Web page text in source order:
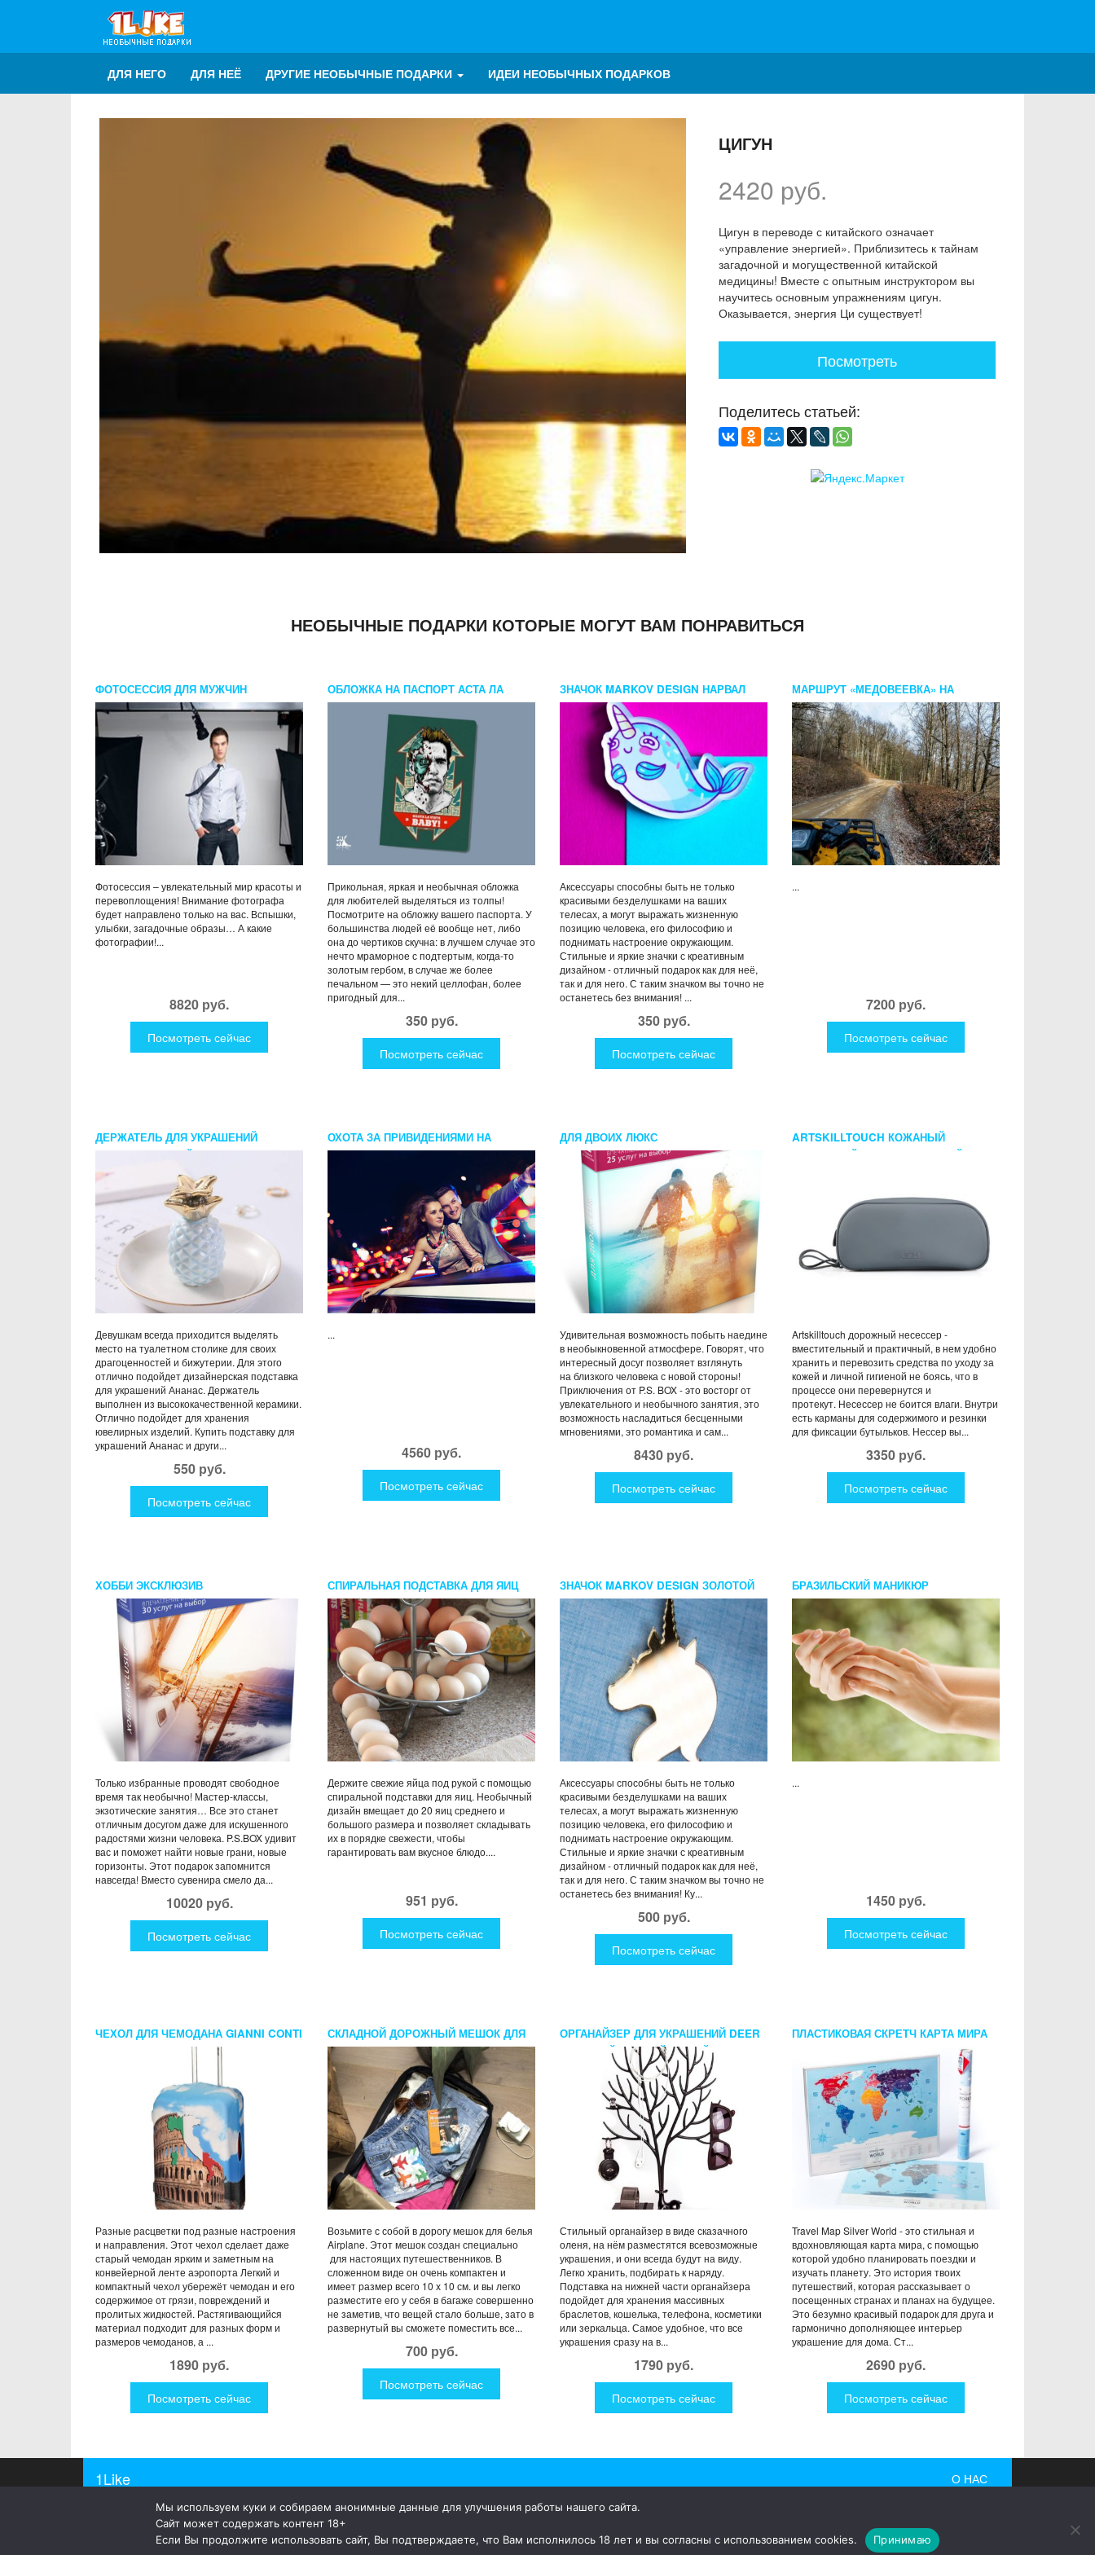
ДЛЯ НЕГО ДЛЯ НЕЁ ДРУГИЕ НЕОБЫЧНЫЕ ПОДАРКИ ИДЕИ НЕОБЫЧНЫХ ПОДАРКОВ
ЦИГУН
2420 руб.
Цигун в переводе с китайского означает
«управление энергией». Приблизитесь к тайнам
загадочной и могущественной китайской
медицины! Вместе с опытным инструктором вы
научитесь основным упражнениям цигун.
Оказывается, энергия Ци существует!
Посмотреть
Поделитесь статьей:
НЕОБЫЧНЫЕ ПОДАРКИ КОТОРЫЕ МОГУТ ВАМ ПОНРАВИТЬСЯ
ФОТОСЕССИЯ ДЛЯ МУЖЧИН
Фотосессия – увлекательный мир красоты и
перевоплощения! Внимание фотографа
будет направлено только на вас. Вспышки,
улыбки, загадочные образы… А какие
фотографии!...
8820 руб.
Посмотреть сейчас
ОБЛОЖКА НА ПАСПОРТ АСТА ЛА
ВИСТА!
Прикольная, яркая и необычная обложка
для любителей выделяться из толпы!
Посмотрите на обложку вашего паспорта. У
большинства людей её вообще нет, либо
она до чертиков скучна: в лучшем случае это
нечто мраморное с подтертым, когда-то
золотым гербом, в случае же более
печальном — это некий целлофан, более
пригодный для...
350 руб.
Посмотреть сейчас
ЗНАЧОК MARKOV DESIGN НАРВАЛ
Аксессуары способны быть не только
красивыми безделушками на ваших
телесах, а могут выражать жизненную
позицию человека, его философию и
поднимать настроение окружающим.
Стильные и яркие значки с креативным
дизайном - отличный подарок как для неё,
так и для него. С таким значком вы точно не
останетесь без внимания! ...
350 руб.
Посмотреть сейчас
МАРШРУТ «МЕДОВЕЕВКА» НА
КВАДРОЦИКЛЕ
...
7200 руб.
Посмотреть сейчас
ДЕРЖАТЕЛЬ ДЛЯ УКРАШЕНИЙ
АНАНАС ГОЛУБОЙ
Девушкам всегда приходится выделять
место на туалетном столике для своих
драгоценностей и бижутерии. Для этого
отлично подойдет дизайнерская подставка
для украшений Ананас. Держатель
выполнен из высококачественной керамики.
Отлично подойдет для хранения
ювелирных изделий. Купить подставку для
украшений Ананас и други...
550 руб.
Посмотреть сейчас
ОХОТА ЗА ПРИВИДЕНИЯМИ НА
ЧЕРНОМ ЛИМУЗИНЕ
...
4560 руб.
Посмотреть сейчас
ДЛЯ ДВОИХ ЛЮКС
Удивительная возможность побыть наедине
в необыкновенной атмосфере. Говорят, что
интересный досуг позволяет взглянуть
на близкого человека с новой стороны!
Приключения от P.S. BOX - это восторг от
увлекательного и необычного занятия, это
возможность насладиться бесценными
мгновениями, это романтика и сам...
8430 руб.
Посмотреть сейчас
ARTSKILLTOUCH КОЖАНЫЙ
ДОРОЖНЫЙ НЕСЕССЕР СЕРЫЙ
Artskilltouch дорожный несессер -
вместительный и практичный, в нем удобно
хранить и перевозить средства по уходу за
кожей и личной гигиеной не боясь, что в
процессе они перевернутся и
протекут. Несессер не боится влаги. Внутри
есть карманы для содержимого и резинки
для фиксации бутыльков. Нессер вы...
3350 руб.
Посмотреть сейчас
ХОББИ ЭКСКЛЮЗИВ
Только избранные проводят свободное
время так необычно! Мастер-классы,
экзотические занятия… Все это станет
отличным досугом даже для искушенного
радостями жизни человека. P.S.BOX удивит
вас и поможет найти новые грани, новые
горизонты. Этот подарок запомнится
навсегда! Вместо сувенира смело да...
10020 руб.
Посмотреть сейчас
СПИРАЛЬНАЯ ПОДСТАВКА ДЛЯ ЯИЦ
Держите свежие яйца под рукой с помощью
спиральной подставки для яиц. Необычный
дизайн вмещает до 20 яиц среднего и
большого размера и позволяет складывать
их в порядке свежести, чтобы
гарантировать вам вкусное блюдо....
951 руб.
Посмотреть сейчас
ЗНАЧОК MARKOV DESIGN ЗОЛОТОЙ
ЕДИНОРОГ
Аксессуары способны быть не только
красивыми безделушками на ваших
телесах, а могут выражать жизненную
позицию человека, его философию и
поднимать настроение окружающим.
Стильные и яркие значки с креативным
дизайном - отличный подарок как для неё,
так и для него. С таким значком вы точно не
останетесь без внимания! Ку...
500 руб.
Посмотреть сейчас
БРАЗИЛЬСКИЙ МАНИКЮР
...
1450 руб.
Посмотреть сейчас
ЧЕХОЛ ДЛЯ ЧЕМОДАНА GIANNI CONTI
Разные расцветки под разные настроения
и направления. Этот чехол сделает даже
старый чемодан ярким и заметным на
конвейерной ленте аэропорта Легкий и
компактный чехол убережёт чемодан и его
содержимое от грязи, повреждений и
пролитых жидкостей. Растягивающийся
материал подходит для разных форм и
размеров чемоданов, а ...
1890 руб.
Посмотреть сейчас
СКЛАДНОЙ ДОРОЖНЫЙ МЕШОК ДЛЯ
БЕЛЬЯ САМОЛЕТИКИ KIKKERLAND
Возьмите с собой в дорогу мешок для белья
Airplane. Этот мешок создан специально
для настоящих путешественников. В
сложенном виде он очень компактен и
имеет размер всего 10 х 10 см. и вы легко
разместите его у себя в багаже совершенно
не заметив, что вещей стало больше, зато в
развернутый вы сможете поместить все...
700 руб.
Посмотреть сейчас
ОРГАНАЙЗЕР ДЛЯ УКРАШЕНИЙ DEER
БОЛЬШОЙ ЧЕРНЫЙ/БЕЛЫЙ
Стильный органайзер в виде сказачного
оленя, на нём разместятся всевозможные
украшения, и они всегда будут на виду.
Легко хранить, подбирать к наряду.
Подставка на нижней части органайзера
подойдет для хранения массивных
браслетов, кошелька, телефона, косметики
или зеркальца. Самое удобное, что все
украшения сразу на в...
1790 руб.
Посмотреть сейчас
ПЛАСТИКОВАЯ СКРЕТЧ КАРТА МИРА
SILVER PREMIUM EDITION
Travel Map Silver World - это стильная и
вдохновляющая карта мира, с помощью
которой удобно планировать поездки и
изучать планету. Это история твоих
путешествий, которая рассказывает о
посещенных странах и планах на будущее.
Это безумно красивый подарок для друга и
гармонично дополняющее интерьер
украшение для дома. Ст...
2690 руб.
Посмотреть сейчас
1Like О НАС
1Like– это необычные и прикольные подарки для дома и улицы, интересная посуда, уникальные и необычные гаджеты, причудливые дизайнерские разработки,
а так же просто оригинальные безделушки.
Мы используем куки и собираем анонимные данные для улучшения работы нашего сайта.
Сайт может содержать контент 18+
Если Вы продолжите использовать сайт, Вы подтверждаете, что Вам исполнилось 18 лет и вы согласны с использованием cookies.
Принимаю